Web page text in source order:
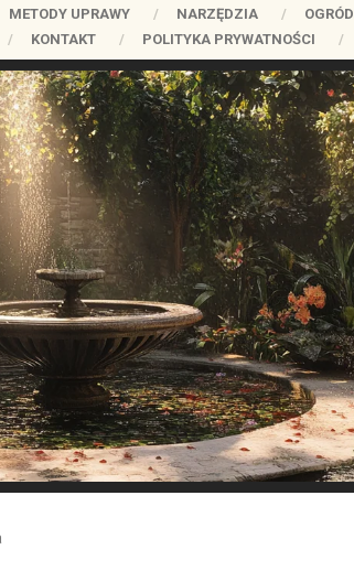
METODY UPRAWY NARZĘDZIA OGRÓD
KONTAKT POLITYKA PRYWATNOŚCI